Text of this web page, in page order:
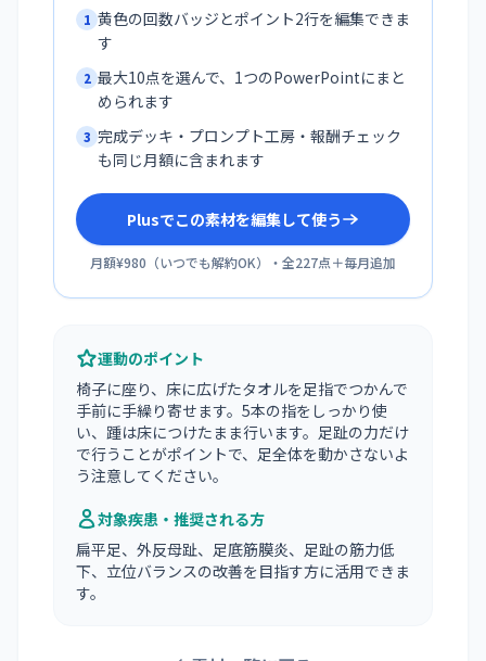
1 黄色の回数バッジとポイント2行を編集できま
す
2 最大10点を選んで、1つのPowerPointにまと
められます
3 完成デッキ・プロンプト工房・報酬チェック
も同じ月額に含まれます
Plusでこの素材を編集して使う
月額¥980 （いつでも解約OK）・全227点＋毎月追加
運動のポイント
椅子に座り、床に広げたタオルを足指でつかんで
手前に手繰り寄せます。5本の指をしっかり使
い、踵は床につけたまま行います。足趾の力だけ
で行うことがポイントで、足全体を動かさないよ
う注意してください。
対象疾患・推奨される方
扁平足、外反母趾、足底筋膜炎、足趾の筋力低
下、立位バランスの改善を目指す方に活用できま
す。